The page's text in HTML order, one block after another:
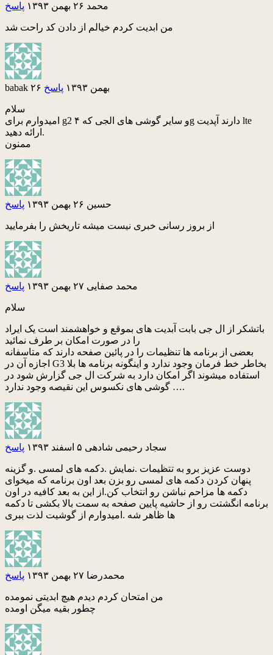
محمد ۲۶ بهمن ۱۳۹۳ پاسخ
من ابدیت کردم خیالم از دادن کد راحت شد
babak ۲۶ بهمن ۱۳۹۳ پاسخ
سلام
امیدوارم برای g2 و سایر گوشی های الجی که ۴g دارند آپدیت lte
ارائه دهید.
ممنون
حسین ۲۶ بهمن ۱۳۹۳ پاسخ
از بروز رسانی خبری نیست میشه تاریخش را بفرمایید
محمد صفایی ۲۷ بهمن ۱۳۹۳ پاسخ
سلام
باتشکر از ال جی بابت آبدیت های بموقع و خواهشمند است یک ایراد
را در صورت امکان بر طرف نمائید
بعضی از برنامه ها تنظیمات را در پائین صفحه دارند که متاسفانه
اجازه آن در G3 بخاطر خط فرمان وجود ندارد و اینگونه برنامه ها بلا
استفاده میشوند اگر امکان دارد به شرکت ال جی گزارش شود در
گوشی های نکسوس این نقیصه وجود ندارد ….
سجاد رحیمی شادهی ۵ اسفند ۱۳۹۳ پاسخ
دوست عزیز برو به تتظیمات .نمایش .دکمه های لمسی .و گزینه
پنهان کردن دکمه های لمسی رو بزن بعد اون برنامه که میخوای
دکمه ها مزاحم نباشن رو انتخاب کن.از این به بعد کافیه در اون
برنامه انگشتت رو از حاشیه پایین صفحه به سمت بالا بکشی تا دکمه
ها ظاهر شه .امیدوارم از گوشیت لذت ببری
محمدرضا ۲۷ بهمن ۱۳۹۳ پاسخ
من امتحان کردم دیدم هیچ ابدیتی نمومده
چطور بقیه میگن اومده